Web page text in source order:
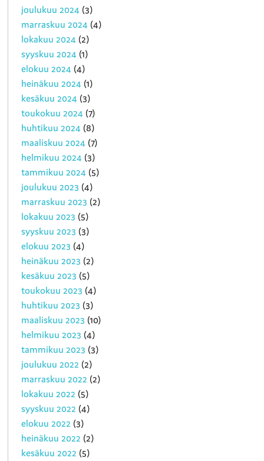
joulukuu 2024 (3)
marraskuu 2024 (4)
lokakuu 2024 (2)
syyskuu 2024 (1)
elokuu 2024 (4)
heinäkuu 2024 (1)
kesäkuu 2024 (3)
toukokuu 2024 (7)
huhtikuu 2024 (8)
maaliskuu 2024 (7)
helmikuu 2024 (3)
tammikuu 2024 (5)
joulukuu 2023 (4)
marraskuu 2023 (2)
lokakuu 2023 (5)
syyskuu 2023 (3)
elokuu 2023 (4)
heinäkuu 2023 (2)
kesäkuu 2023 (5)
toukokuu 2023 (4)
huhtikuu 2023 (3)
maaliskuu 2023 (10)
helmikuu 2023 (4)
tammikuu 2023 (3)
joulukuu 2022 (2)
marraskuu 2022 (2)
lokakuu 2022 (5)
syyskuu 2022 (4)
elokuu 2022 (3)
heinäkuu 2022 (2)
kesäkuu 2022 (5)